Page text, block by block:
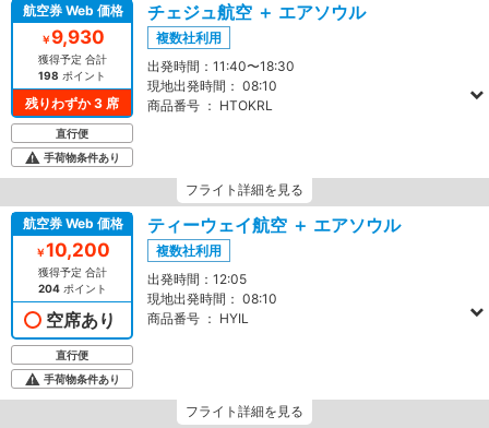
航空券 Web 価格
￥9,930
獲得予定 合計
198 ポイント
残りわずか 3 席
直行便
手荷物条件あり
チェジュ航空 ＋ エアソウル
複数社利用
出発時間： 11:40〜18:30
現地出発時間： 08:10
商品番号 ： HTOKRL
フライト詳細を見る
航空券 Web 価格
￥10,200
獲得予定 合計
204ポイント
空席あり
直行便
手荷物条件あり
ティーウェイ航空 ＋ エアソウル
複数社利用
出発時間： 12:05
現地出発時間： 08:10
商品番号 ： HYIL
フライト詳細を見る